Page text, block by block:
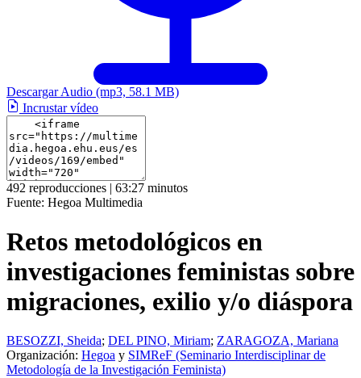
Descargar Audio (mp3, 58.1 MB)
Incrustar vídeo
492 reproducciones | 63:27 minutos
Fuente: Hegoa Multimedia
Retos metodológicos en
investigaciones feministas sobre
migraciones, exilio y/o diáspora
BESOZZI, Sheida; DEL PINO, Miriam; ZARAGOZA, Mariana
Organización: Hegoa y SIMReF (Seminario Interdisciplinar de
Metodología de la Investigación Feminista)